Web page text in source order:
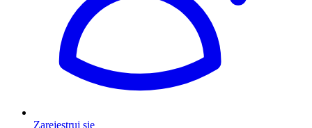
Zarejestruj się